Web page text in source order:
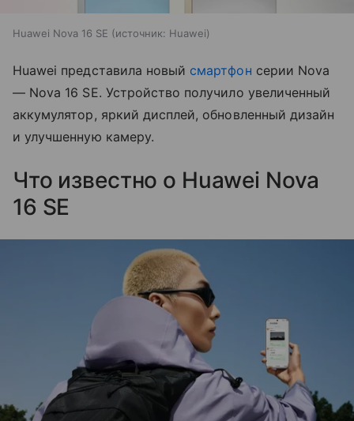
Huawei Nova 16 SE источник: Huawei
Huawei представила новый смартфон серии Nova
— Nova 16 SE. Устройство получило увеличенный
аккумулятор, яркий дисплей, обновленный дизайн
и улучшенную камеру.
Что известно о Huawei Nova
16 SE